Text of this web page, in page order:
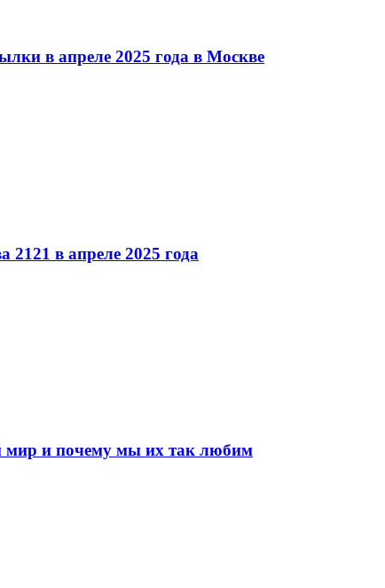
в апреле 2025 года в Москве
в апреле 2025 года
мир и почему мы их так любим